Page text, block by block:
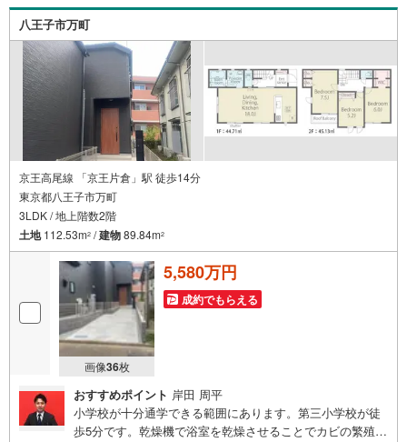
さい！
八王子市万町
京王高尾線 「京王片倉」駅 徒歩14分
東京都八王子市万町
3LDK / 地上階数2階
土地112.53m2 /建物89.84m2
画像36枚
5,580万円
成約でもらえる
おすすめポイント 岸田 周平
小学校が十分通学できる範囲にあります。第三小学校が徒
歩5分です。乾燥機で浴室を乾燥させることでカビの繁殖を